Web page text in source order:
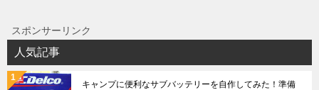
スポンサーリンク
人気記事
キャンプに便利なサブバッテリーを自作してみた！準備